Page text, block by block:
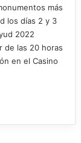
más
los días 2 y 3
2022
de las 20 horas
en el Casino